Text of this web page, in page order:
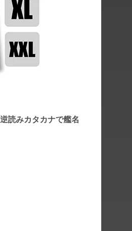
読みカタカナで艦名